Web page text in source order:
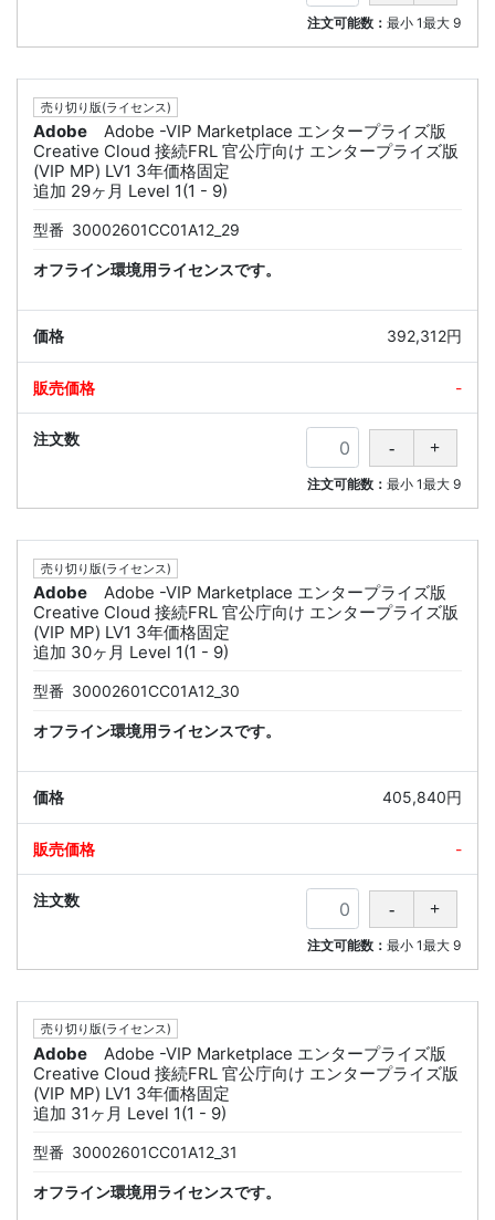
注文可能数：最小 1最大 9
売り切り版(ライセンス)
Adobe
Adobe -VIP Marketplace エンタープライズ版
Creative Cloud 接続FRL 官公庁向け エンタープライズ版
(VIP MP) LV1 3年価格固定
追加 29ヶ月 Level 1(1 - 9)
型番 30002601CC01A12_29
オフライン環境用ライセンスです。
392,312円
-
注文可能数：最小 1最大 9
売り切り版(ライセンス)
Adobe
Adobe -VIP Marketplace エンタープライズ版
Creative Cloud 接続FRL 官公庁向け エンタープライズ版
(VIP MP) LV1 3年価格固定
追加 30ヶ月 Level 1(1 - 9)
型番 30002601CC01A12_30
オフライン環境用ライセンスです。
405,840円
-
注文可能数：最小 1最大 9
売り切り版(ライセンス)
Adobe
Adobe -VIP Marketplace エンタープライズ版
Creative Cloud 接続FRL 官公庁向け エンタープライズ版
(VIP MP) LV1 3年価格固定
追加 31ヶ月 Level 1(1 - 9)
型番 30002601CC01A12_31
オフライン環境用ライセンスです。